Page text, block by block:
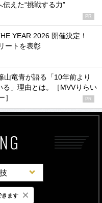
えた“挑戦する力”
PR
YEAR 2026 開催決定！
ートを表彰
山竜青が語る「10年前より
る」理由とは。［MVVりらい
］
PR
週間
きます ×